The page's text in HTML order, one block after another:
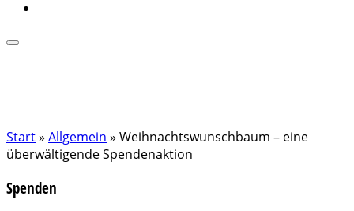
Start» Allgemein » Weihnachtswunschbaum – eine
überwältigende Spendenaktion
Spenden